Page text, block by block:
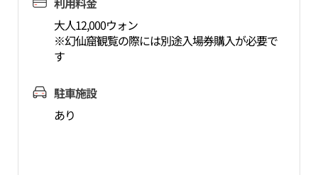
大人12,000ウォン
※幻仙窟観覧の際には別途入場券購入が必要で
す
駐車施設
あり